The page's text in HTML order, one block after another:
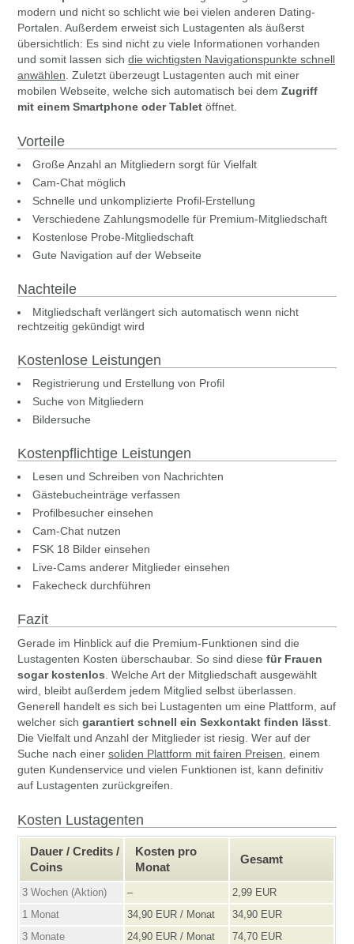
modern und nicht so schlicht wie bei vielen anderen Dating-
Portalen. Außerdem erweist sich Lustagenten als äußerst
übersichtlich: Es sind nicht zu viele Informationen vorhanden
und somit lassen sichdie wichtigsten Navigationspunkte schnell
anwählen . Zuletzt überzeugt Lustagenten auch mit einer
mobilen Webseite, welche sich automatisch bei demZugriff
mit einem Smartphone oder Tablet öffnet.
Vorteile
Große Anzahl an Mitgliedern sorgt für Vielfalt
Cam-Chat möglich
Schnelle und unkomplizierte Profil-Erstellung
Verschiedene Zahlungsmodelle für Premium-Mitgliedschaft
Kostenlose Probe-Mitgliedschaft
Gute Navigation auf der Webseite
Nachteile
Mitgliedschaft verlängert sich automatisch wenn nicht
rechtzeitig gekündigt wird
Kostenlose Leistungen
Registrierung und Erstellung von Profil
Suche von Mitgliedern
Bildersuche
Kostenpflichtige Leistungen
Lesen und Schreiben von Nachrichten
Gästebucheinträge verfassen
Profilbesucher einsehen
Cam-Chat nutzen
FSK 18 Bilder einsehen
Live-Cams anderer Mitglieder einsehen
Fakecheck durchführen
Fazit
Gerade im Hinblick auf die Premium-Funktionen sind die
Lustagenten Kosten überschaubar. So sind diesefür Frauen
sogar kostenlos . Welche Art der Mitgliedschaft ausgewählt
wird, bleibt außerdem jedem Mitglied selbst überlassen.
Generell handelt es sich bei Lustagenten um eine Plattform, auf
welcher sichgarantiert schnell ein Sexkontakt finden lässt
Die Vielfalt und Anzahl der Mitglieder ist riesig. Wer auf der
Suche nach einersoliden Plattform mit fairen Preisen , einem
guten Kundenservice und vielen Funktionen ist, kann definitiv
auf Lustagenten zurückgreifen.
Kosten Lustagenten
Dauer / Credits /
Coins
Kosten pro
Monat
Gesamt
3 Wochen (Aktion) –
2,99 EUR
1 Monat
34,90 EUR / Monat
34,90 EUR
3 Monate
24,90 EUR / Monat
74,70 EUR